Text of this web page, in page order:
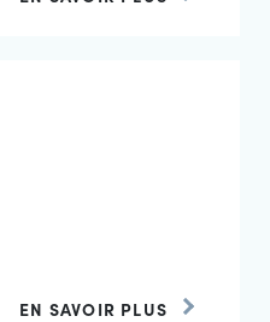
EN SAVOIR PLUS